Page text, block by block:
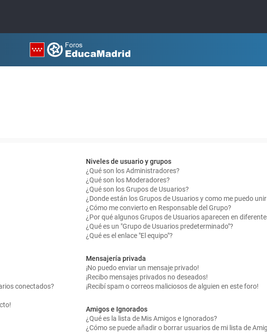
conectados?
Niveles de usuario y grupos
¿Qué son los Administradores?
¿Qué son los Moderadores?
¿Qué son los Grupos de Usuarios?
¿Donde están los Grupos de Usuarios y como me puedo
¿Cómo me convierto en Responsable del Grupo?
¿Por qué algunos Grupos de Usuarios aparecen en
¿Qué es un "Grupo de Usuarios predeterminado"?
¿Qué es el enlace "El equipo"?
Mensajería privada
¡No puedo enviar un mensaje privado!
¡Recibo mensajes privados no deseados!
¡Recibí spam o correos maliciosos de alguien en este foro!
Amigos e Ignorados
¿Qué es la lista de Mis Amigos e Ignorados?
¿Cómo se puede añadir o borrar usuarios de mi lista de